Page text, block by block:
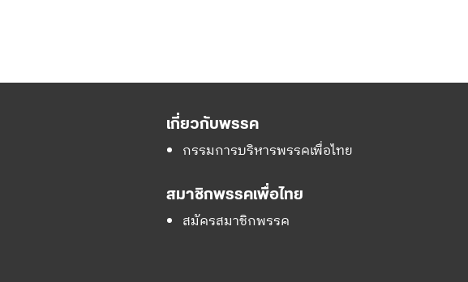
เกี่ยวกับพรรค
กรรมการบริหารพรรคเพื่อไทย
สมาชิกพรรคเพื่อไทย
สมัครสมาชิกพรรค